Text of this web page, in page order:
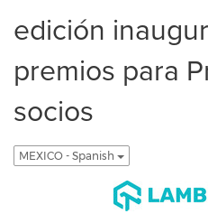
edición
premios para
socios
MEXICO - Spanish